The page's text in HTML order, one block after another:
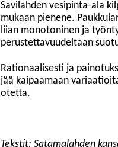
Savilahden vesipinta-ala
mukaan pienene.
liian monotoninen ja
perustettavuudeltaan
Rationaalisesti ja
jää kaipaamaan
otetta.
Tekstit: Satamalahden